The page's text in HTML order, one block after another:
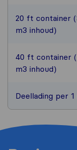
20 ft container
m3 inhoud)
40 ft container
m3 inhoud)
Deellading per 1